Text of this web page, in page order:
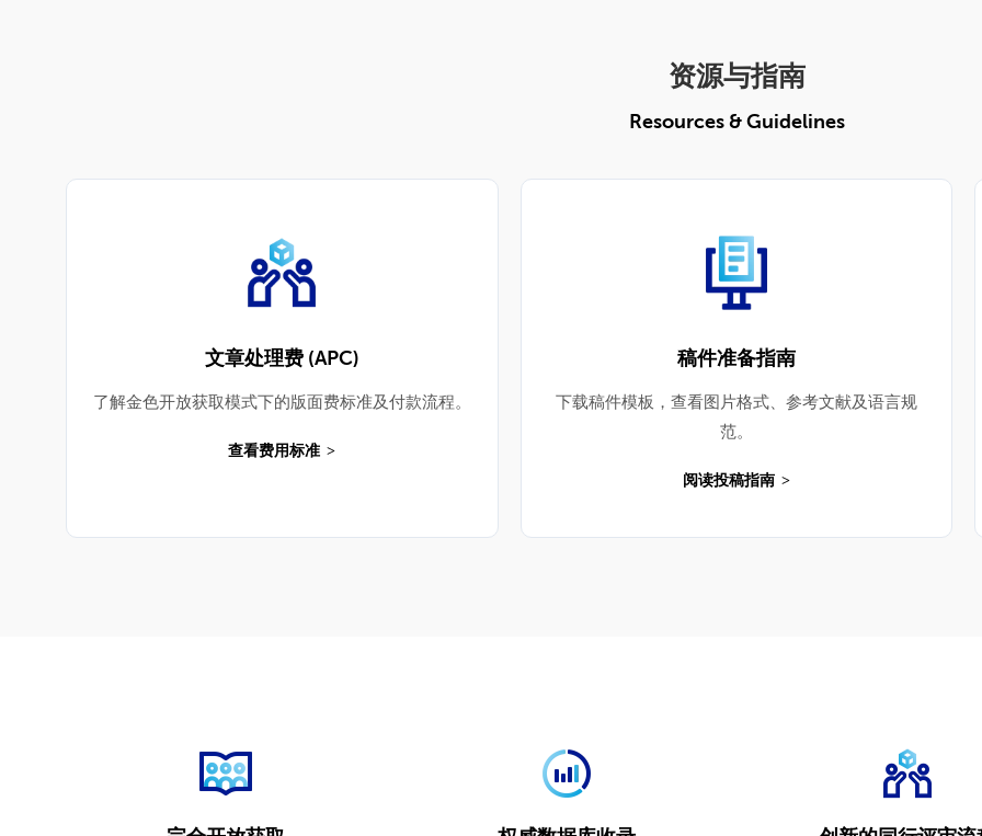
资源与指南
Resources & Guidelines
文章处理费 (APC)
了解金色开放获取模式下的版面费标准及付款流程。
查看费用标准
稿件准备指南
下载稿件模板，查看图片格式、参考文献及语言规
范。
阅读投稿指南